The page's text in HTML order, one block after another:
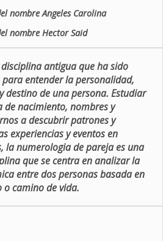
nombre Angeles Carolina
nombre Hector Said
antigua que ha sido
entender la personalidad,
destino de una persona. Estudiar
de nacimiento, nombres y
a descubrir patrones y
experiencias y eventos en
la numerologia de pareja es una
que se centra en analizar la
entre dos personas basada en
o camino de vida.